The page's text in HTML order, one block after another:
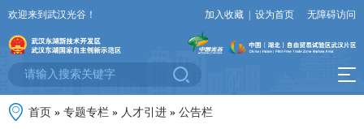
欢迎来到武汉光谷！ 加入收藏 设为首页 无障碍访问
首页 » 专题专栏 » 人才引进 » 公告栏